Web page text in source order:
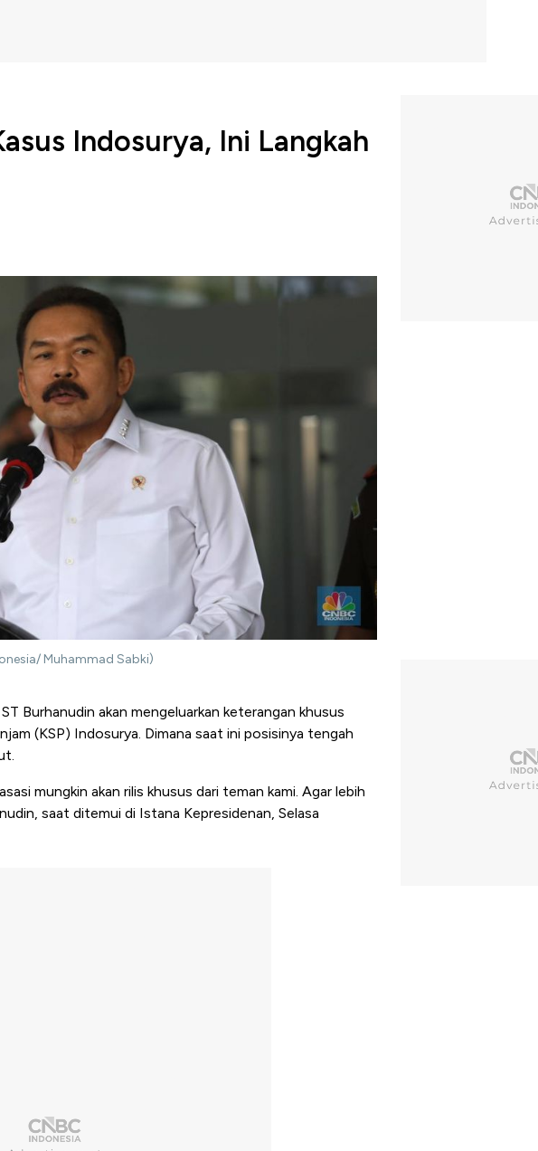
Indosurya, Ini Langkah
Muhammad Sabki)
Burhanudin akan mengeluarkan keterangan khusus
(KSP) Indosurya. Dimana saat ini posisinya tengah
mungkin akan rilis khusus dari teman kami. Agar lebih
saat ditemui di Istana Kepresidenan, Selasa